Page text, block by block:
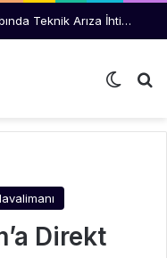
Air India Uçağındaki Ani İrtifa Kaybında Teknik Arıza İhtimali İnceleniyor
Dış
Direkt